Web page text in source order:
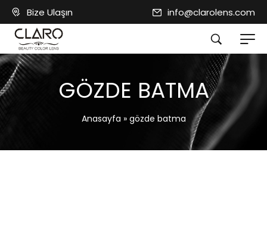
Bize Ulaşın info@clarolens.com
GÖZDE BATMA
Anasayfa » gözde batma